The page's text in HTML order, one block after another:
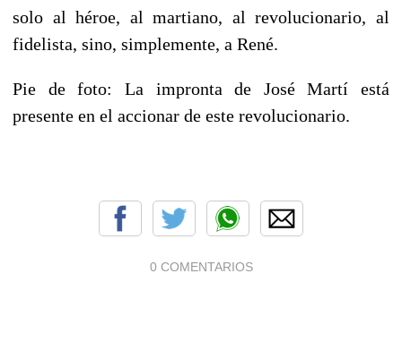
solo al héroe, al martiano, al revolucionario, al
fidelista, sino, simplemente, a René.
Pie de foto: La impronta de José Martí está
presente en el accionar de este revolucionario.
0 COMENTARIOS